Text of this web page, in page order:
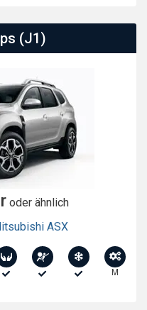
(J1)
oder ähnlich
ASX
M